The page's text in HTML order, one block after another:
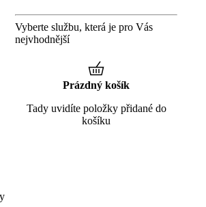
Vyberte službu, která je pro Vás
nejvhodnější
Prázdný košík
Tady uvidíte položky přidané do
košíku